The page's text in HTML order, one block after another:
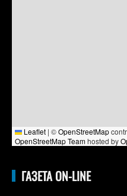
Leaflet | ©OpenStreetMap
OpenStreetMap Teamhosted by
ГАЗЕТА ON-LINE